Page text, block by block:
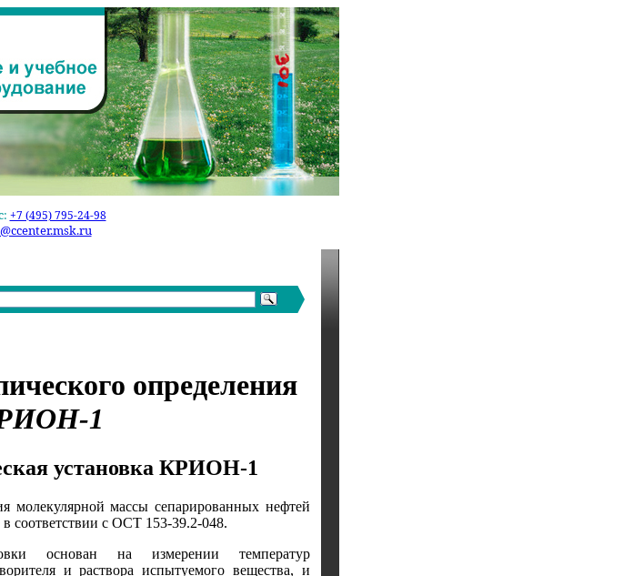
+7 (495) 795-24-98
определения
1
установка КРИОН-1
молекулярной массы сепарированных нефтей
соответствии с ОСТ 153-39.2-048.
основан на измерении температур
и раствора испытуемого вещества, и